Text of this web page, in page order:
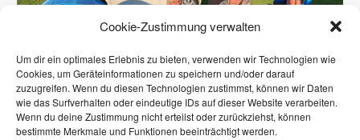
Cookie-Zustimmung verwalten
Um dir ein optimales Erlebnis zu bieten, verwenden wir Technologien wie
Cookies, um Geräteinformationen zu speichern und/oder darauf
zuzugreifen. Wenn du diesen Technologien zustimmst, können wir Daten
wie das Surfverhalten oder eindeutige IDs auf dieser Website verarbeiten.
Wenn du deine Zustimmung nicht erteilst oder zurückziehst, können
bestimmte Merkmale und Funktionen beeinträchtigt werden.